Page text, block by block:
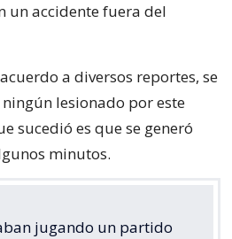
un accidente fuera del
a diversos reportes, se
lesionado por este
sucedió es que se generó
minutos.
jugando un partido